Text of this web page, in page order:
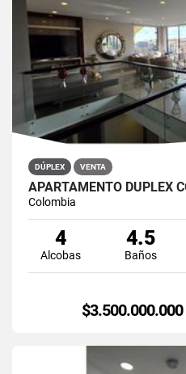
DÚPLEX VENTA
Colombia
4
Alcobas
4.5
Baños
$3.500.000.000